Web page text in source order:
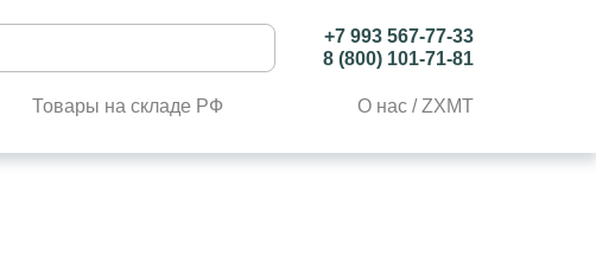
+7 993 567-77-33
8 (800) 101-71-81
Товары на складе РФ О нас / ZXMT